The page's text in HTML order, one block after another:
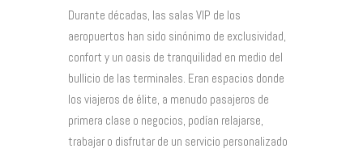
Durante décadas, las salas VIP de los
aeropuertos han sido sinónimo de exclusividad,
confort y un oasis de tranquilidad en medio del
bullicio de las terminales. Eran espacios donde
los viajeros de élite, a menudo pasajeros de
primera clase o negocios, podían relajarse,
trabajar o disfrutar de un servicio personalizado